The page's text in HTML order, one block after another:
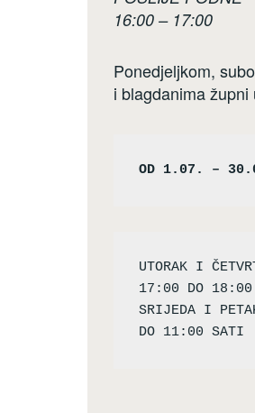
16:00 – 17:00
Ponedjeljkom,
i blagdanima župni
OD 1.07. –
UTORAK I
17:00 DO
SRIJEDA I